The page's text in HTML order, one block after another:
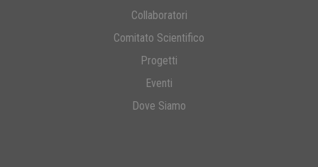
Collaboratori
Comitato Scientifico
Progetti
Eventi
Dove Siamo